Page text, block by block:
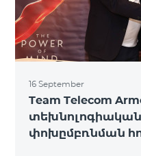
16 September
Team Telecom
տեխնոլոգիական
փոխըմբռնման